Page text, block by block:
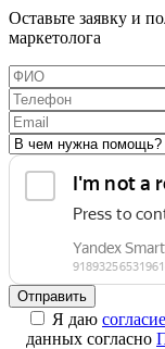
Оставьте заявку и
маркетолога
Я даю согласие
данных согласно